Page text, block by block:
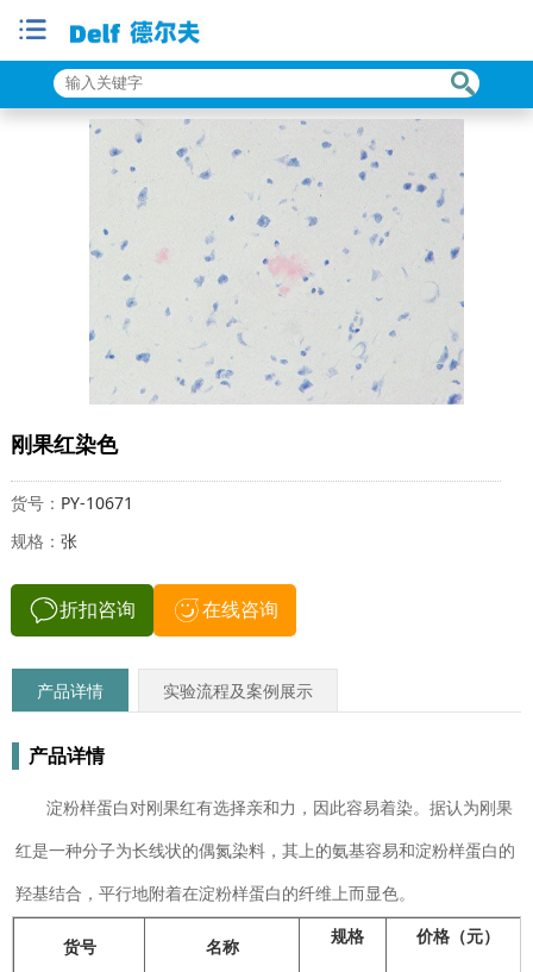
刚果红染色
货号： PY-10671
规格： 张
折扣咨询 在线咨询
产品详情 实验流程及案例展示
产品详情
淀粉样蛋白对刚果红有选择亲和力，因此容易着染。据认为刚果
红是一种分子为长线状的偶氮染料，其上的氨基容易和淀粉样蛋白的
羟基结合，平行地附着在淀粉样蛋白的纤维上而显色。
货号 名称 规格 价格（元）